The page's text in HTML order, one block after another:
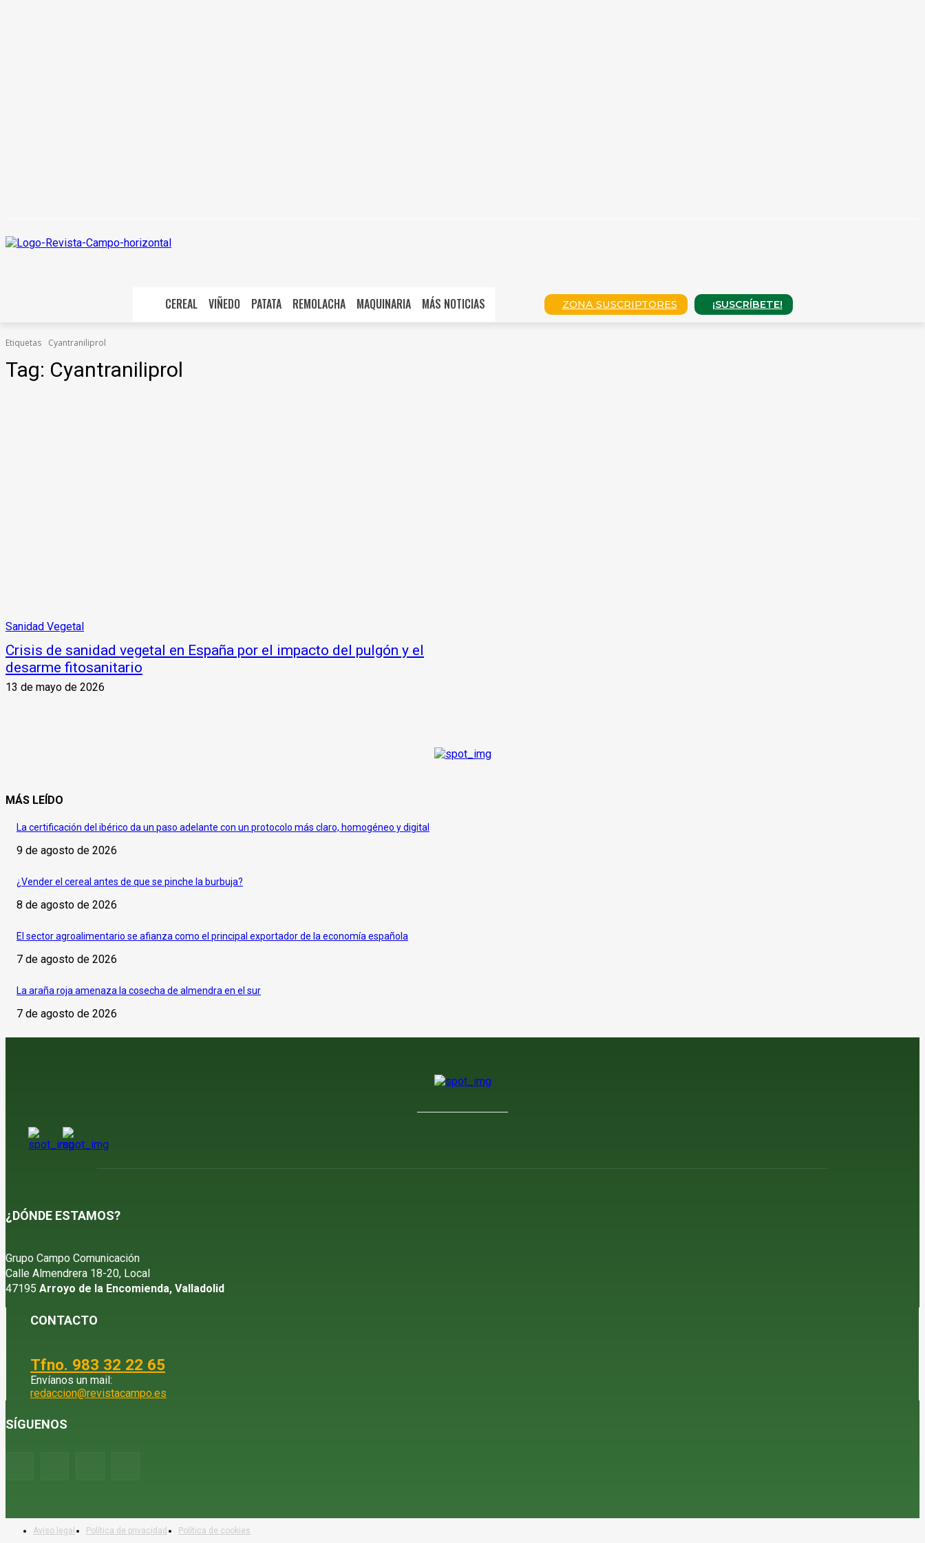
CEREAL VIÑEDO PATATA REMOLACHA MAQUINARIA MÁS NOTICIAS ZONA SUSCRIPTORES ¡SUSCRÍBETE!
Etiquetas Cyantraniliprol
Tag: Cyantraniliprol
Sanidad Vegetal
Crisis de sanidad vegetal en España por el impacto del pulgón y el
desarme fitosanitario
13 de mayo de 2026
MÁS LEÍDO
La certificación del ibérico da un paso adelante con un protocolo más claro, homogéneo y digital
9 de agosto de 2026
¿Vender el cereal antes de que se pinche la burbuja?
8 de agosto de 2026
El sector agroalimentario se afianza como el principal exportador de la economía española
7 de agosto de 2026
La araña roja amenaza la cosecha de almendra en el sur
7 de agosto de 2026
¿DÓNDE ESTAMOS?
Grupo Campo Comunicación
Calle Almendrera 18-20, Local
47195 Arroyo de la Encomienda, Valladolid
CONTACTO
Tfno. 983 32 22 65
Envíanos un mail:
redaccion@revistacampo.es
SÍGUENOS
Aviso legal Política de privacidad Política de cookies